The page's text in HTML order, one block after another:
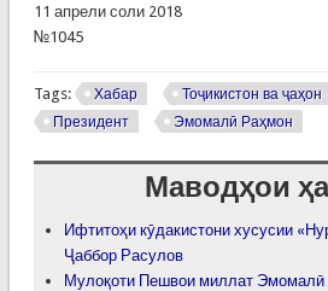
11 апрели соли 2018
№1045
Tags: Хабар Тоҷикистон ва ҷаҳон
Президент
Эмомалӣ Раҳмон
Маводҳои
Ифтитоҳи кӯдакистони хусусии
Ҷаббор Расулов
Мулоқоти Пешвои миллат Эмомалӣ